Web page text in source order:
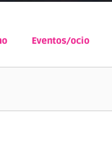
Eventos/ocio